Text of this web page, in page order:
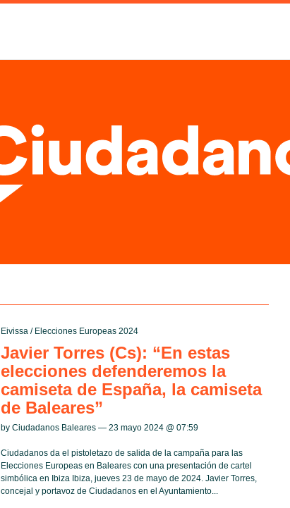
Eivissa/ Elecciones Europeas 2024
Javier Torres (Cs): “En estas
elecciones defenderemos la
camiseta de España, la camiseta
de Baleares”
by Ciudadanos Baleares — 23 mayo 2024 @ 07:59
Ciudadanos da el pistoletazo de salida de la campaña para las
Elecciones Europeas en Baleares con una presentación de cartel
simbólica en Ibiza Ibiza, jueves 23 de mayo de 2024. Javier Torres,
concejal y portavoz de Ciudadanos en el Ayuntamiento...